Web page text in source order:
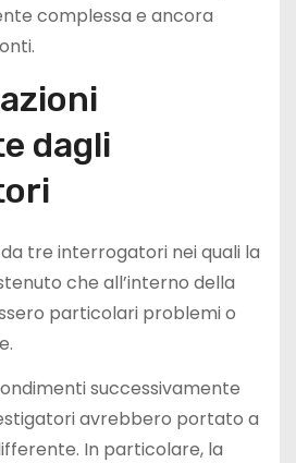
complessa e ancora
dagli
tre interrogatori nei quali la
che all’interno della
particolari problemi o
successivamente
avrebbero portato a
In particolare, la